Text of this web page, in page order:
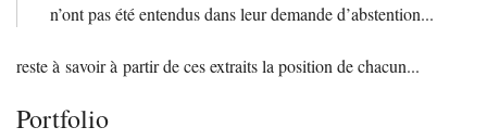
n’ont pas été entendus dans leur demande d’abstention...
reste à savoir à partir de ces extraits la position de chacun...
Portfolio